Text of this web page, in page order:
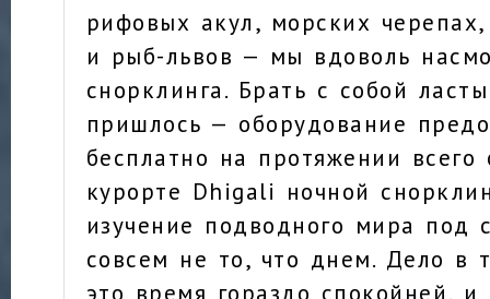
рифовых акул, морских
и рыб-львов — мы вдоволь
снорклинга. Брать с собой
пришлось — оборудование
бесплатно на протяжении всего
курорте Dhigali ночной
изучение подводного мира под
совсем не то, что днем. Дело в
это время гораздо спокойней,